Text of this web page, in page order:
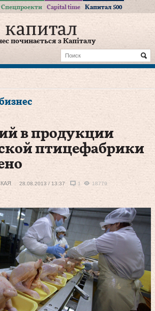
Спецпроекти Capital time Капитал 500
починається з Капіталу
в продукции
птицефабрики
28.08.2013 / 13:37 1 18779